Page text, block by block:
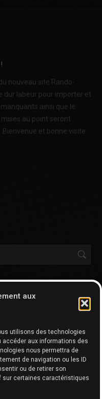
aux
utilisons des technologies
aux informations des
nous permettra de
de navigation ou les ID
ou de retirer son
sur certaines caractéristiques
nouveau site Rando-
dur labeur pour importer et
ainsi que le
au point seront
et bonne visite.